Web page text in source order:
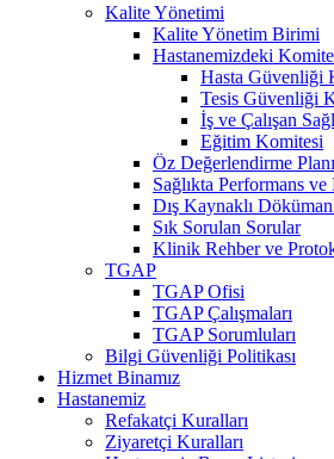
Kalite Yönetimi
Kalite Yönetim Birimi
Hastanemizdeki
Hasta Güvenliği
Tesis Güvenliği
İş ve Çalışan
Eğitim Komitesi
Öz Değerlendirme Planı
Sağlıkta Performans
Dış Kaynaklı
Sık Sorulan Sorular
Klinik Rehber ve
TGAP
TGAP Ofisi
TGAP Çalışmaları
TGAP Sorumluları
Bilgi Güvenliği Politikası
Hizmet Binamız
Hastanemiz
Refakatçi Kuralları
Ziyaretçi Kuralları